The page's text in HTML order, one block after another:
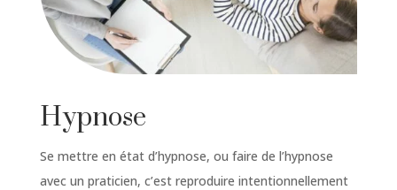
Hypnose
Se mettre en état d’hypnose, ou faire de l’hypnose
avec un praticien, c’est reproduire intentionnellement